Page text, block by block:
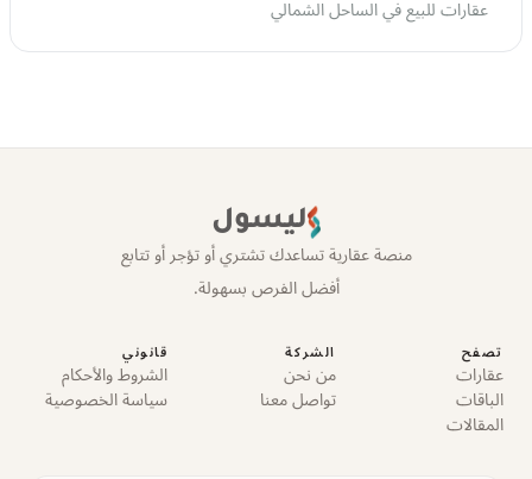
عقارات للبيع في الساحل الشمالي
ليسول
منصة عقارية تساعدك تشتري أو تؤجر أو تتابع
أفضل الفرص بسهولة.
تصفح
عقارات
الباقات
المقالات
الشركة
من نحن
تواصل معنا
قانوني
الشروط والأحكام
سياسة الخصوصية